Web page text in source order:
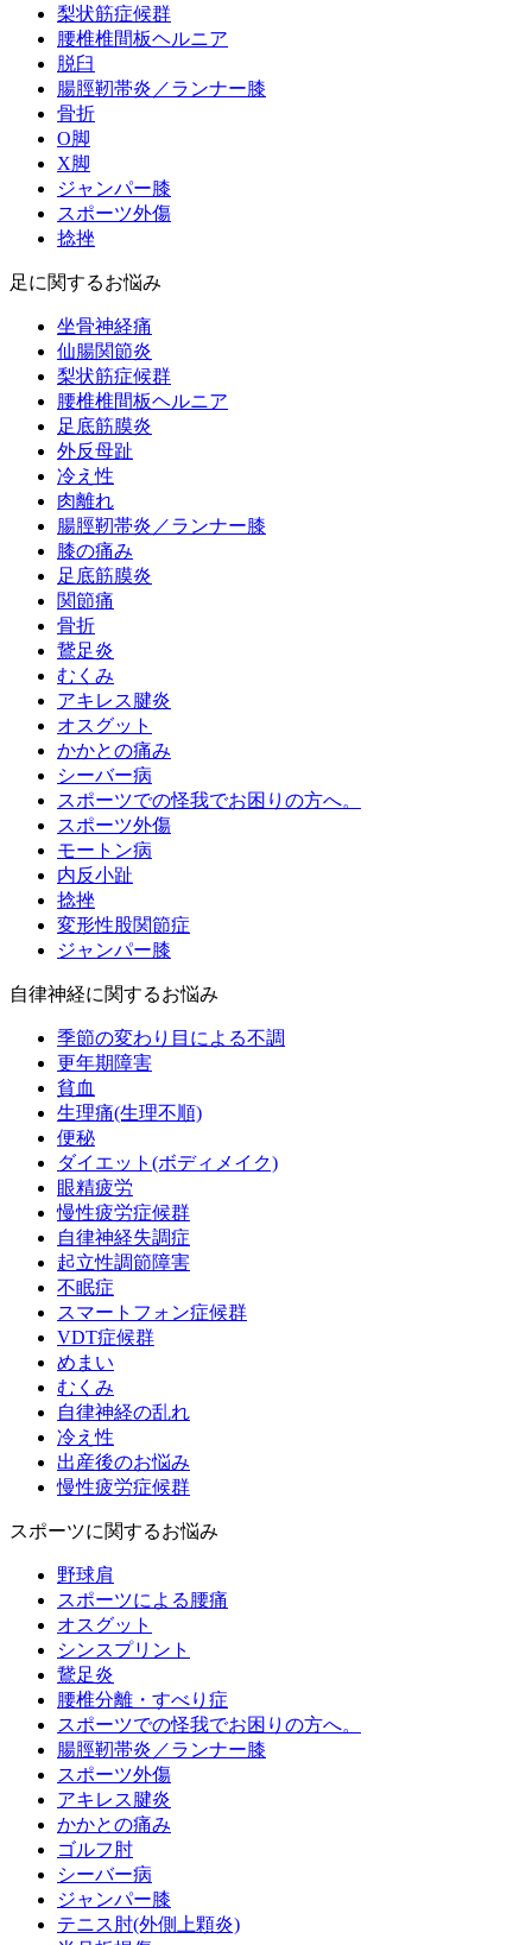
梨状筋症候群
腰椎椎間板ヘルニア
脱臼
腸脛靭帯炎／ランナー膝
骨折
O脚
X脚
ジャンパー膝
スポーツ外傷
捻挫
足に関するお悩み
坐骨神経痛
仙腸関節炎
梨状筋症候群
腰椎椎間板ヘルニア
足底筋膜炎
外反母趾
冷え性
肉離れ
腸脛靭帯炎／ランナー膝
膝の痛み
足底筋膜炎
関節痛
骨折
鵞足炎
むくみ
アキレス腱炎
オスグット
かかとの痛み
シーバー病
スポーツでの怪我でお困りの方へ。
スポーツ外傷
モートン病
内反小趾
捻挫
変形性股関節症
ジャンパー膝
自律神経に関するお悩み
季節の変わり目による不調
更年期障害
貧血
生理痛(生理不順)
便秘
ダイエット(ボディメイク)
眼精疲労
慢性疲労症候群
自律神経失調症
起立性調節障害
不眠症
スマートフォン症候群
VDT症候群
めまい
むくみ
自律神経の乱れ
冷え性
出産後のお悩み
慢性疲労症候群
スポーツに関するお悩み
野球肩
スポーツによる腰痛
オスグット
シンスプリント
鵞足炎
腰椎分離・すべり症
スポーツでの怪我でお困りの方へ。
腸脛靭帯炎／ランナー膝
スポーツ外傷
アキレス腱炎
かかとの痛み
ゴルフ肘
シーバー病
ジャンパー膝
テニス肘(外側上顆炎)